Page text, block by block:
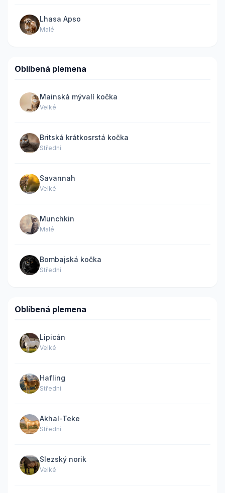
Lhasa Apso
Malé
Oblíbená plemena
Mainská mývalí kočka
Velké
Britská krátkosrstá kočka
Střední
Savannah
Velké
Munchkin
Malé
Bombajská kočka
Střední
Oblíbená plemena
Lipicán
Velké
Hafling
Střední
Akhal-Teke
Střední
Slezský norik
Velké